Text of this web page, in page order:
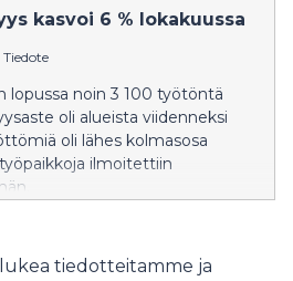
oleellisin osin täyttävän
maisemaan
vaikutuksiin sekä
tuulivoimahankkeiden
tärkeyttä.
kasvoi 6 % lokakuussa
Tiedote
lopussa noin 3 100 työtöntä
oli alueista viidenneksi
oli lähes kolmasosa
ilmoitettiin
tiedotteitamme ja